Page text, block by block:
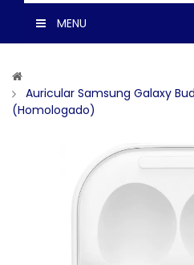
MENU
Auricular Samsung Galaxy
(Homologado)